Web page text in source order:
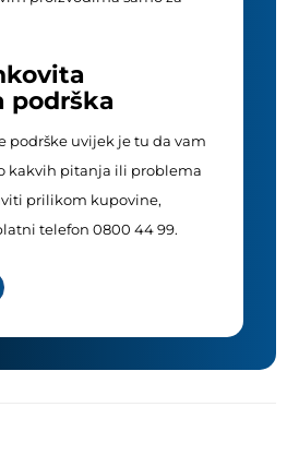
podrška
podrške uvijek je tu da vam
kakvih pitanja ili problema
prilikom kupovine,
telefon 0800 44 99.